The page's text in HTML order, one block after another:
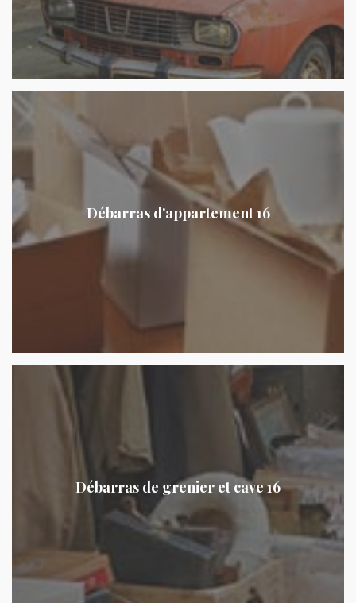
Débarras d'appartement 16
Débarras de grenier et cave 16